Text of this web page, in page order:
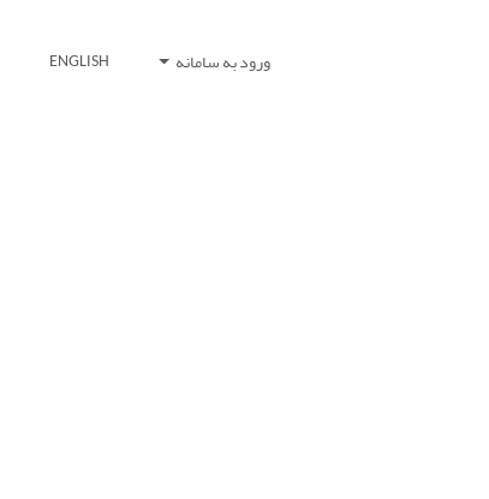
ورود به سامانه ENGLISH